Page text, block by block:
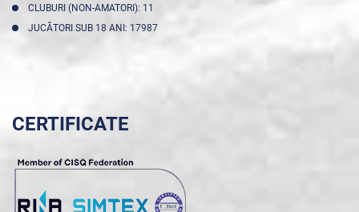
CLUBURI (NON-AMATORI): 11
JUCĂTORI SUB 18 ANI: 17987
CERTIFICATE